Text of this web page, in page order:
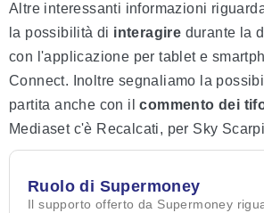
Altre interessanti informazioni
la possibilità di interagire durante la
con l'applicazione per tablet e
Connect. Inoltre segnaliamo la
partita anche con ilcommento dei
Mediaset c'è Recalcati, per Sky
Ruolo di Supermoney
Il supporto offerto da Supermoney